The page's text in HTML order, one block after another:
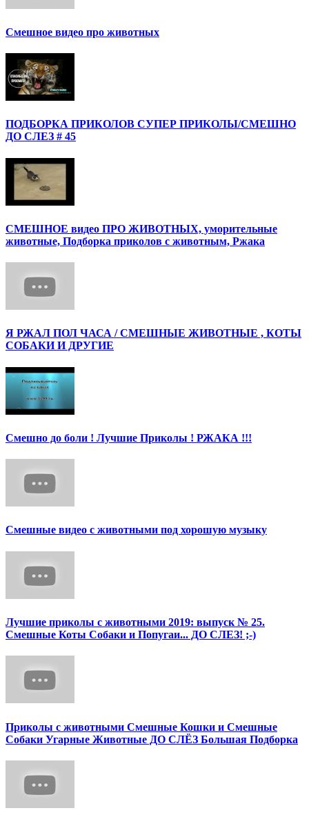
Смешное видео про животных
ПОДБОРКА ПРИКОЛОВ СУПЕР ПРИКОЛЫ/СМЕШНО
ДО СЛЕЗ # 45
СМЕШНОЕ видео ПРО ЖИВОТНЫХ, уморительные
животные, Подборка приколов с животным, Ржака
Я РЖАЛ ПОЛ ЧАСА / СМЕШНЫЕ ЖИВОТНЫЕ , КОТЫ
СОБАКИ И ДРУГИЕ
Смешно до боли ! Лучшие Приколы ! РЖАКА !!!
Смешные видео с животными под хорошую музыку
Лучшие приколы с животными 2019: выпуск № 25.
Смешные Коты Собаки и Попугаи... ДО СЛЕЗ! ;-)
Приколы с животными Смешные Кошки и Смешные
Собаки Угарные Животные ДО СЛЁЗ Большая Подборка